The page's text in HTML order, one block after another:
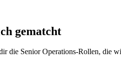
gematcht
die Senior Operations-Rollen, die